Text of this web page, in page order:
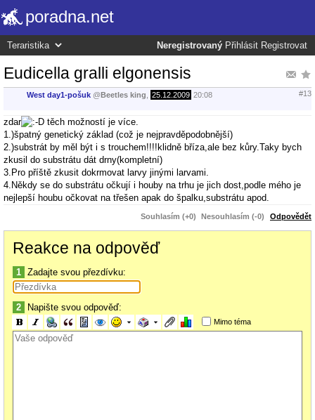
poradna.net
Neregistrovaný Přihlásit Registrovat
Eudicella gralli elgonensis
West day1-pošuk @Beetles king 25.12.2009 20:08 #13
zdar
těch možností je více.
1.)špatný genetický základ (což je nejpravděpodobnější)
2.)substrát by měl být i s trouchem!!!!klidně bříza,ale bez kůry.Taky bych
zkusil do substrátu dát drny(kompletní)
3.Pro příště zkusit dokrmovat larvy jinými larvami.
4.Někdy se do substrátu očkují i houby na trhu je jich dost,podle mého je
nejlepší houbu očkovat na třešen apak do špalku,substrátu apod.
Souhlasím (+0) Nesouhlasím (-0) Odpovědět
Reakce na odpověď
1 Zadajte svou přezdívku:
2 Napište svou odpověď:
Mimo téma